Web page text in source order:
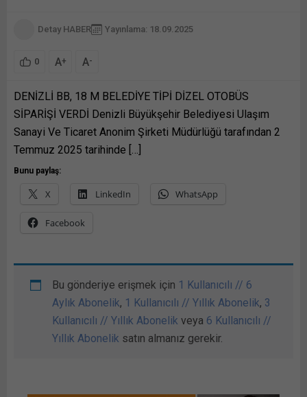
Detay HABER Yayınlama: 18.09.2025
0 A+ A-
DENİZLİ BB, 18 M BELEDİYE TİPİ DİZEL OTOBÜS
SİPARİŞİ VERDİ Denizli Büyükşehir Belediyesi Ulaşım
Sanayi Ve Ticaret Anonim Şirketi Müdürlüğü tarafından 2
Temmuz 2025 tarihinde […]
Bunu paylaş:
X LinkedIn WhatsApp
Facebook
Bu gönderiye erişmek için 1 Kullanıcılı // 6
Aylık Abonelik, 1 Kullanıcılı // Yıllık Abonelik, 3
Kullanıcılı // Yıllık Abonelik veya 6 Kullanıcılı //
Yıllık Abonelik satın almanız gerekir.